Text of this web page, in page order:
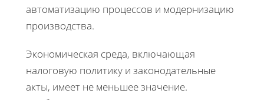
автоматизацию процессов и модернизацию
производства.
Экономическая среда, включающая
налоговую политику и законодательные
акты, имеет не меньшее значение.